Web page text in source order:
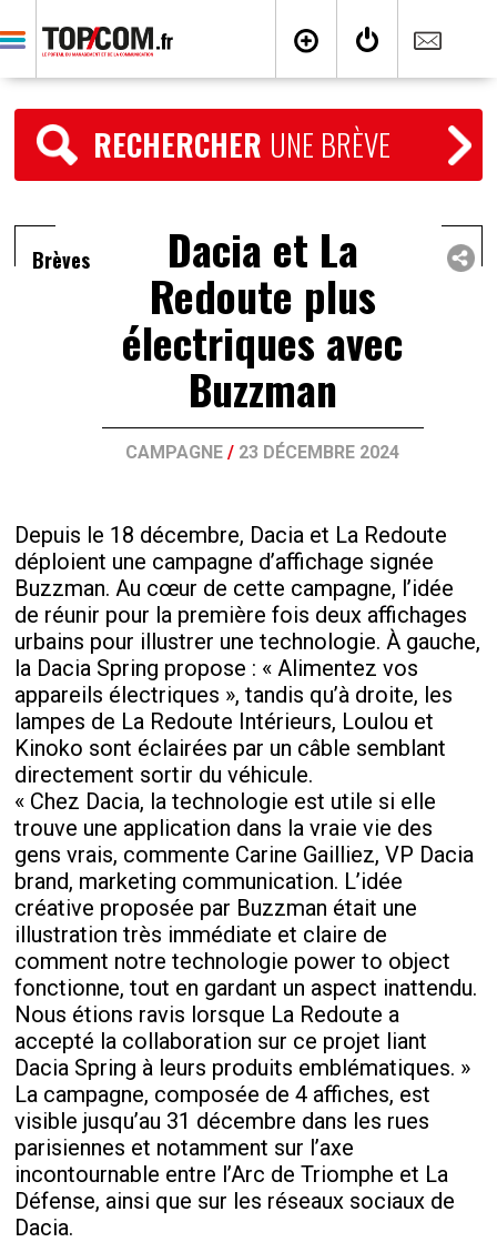
RECHERCHER UNE BRÈVE
Brèves Dacia et La
Redoute plus
électriques avec
Buzzman
CAMPAGNE / 23 DÉCEMBRE 2024
Depuis le 18 décembre, Dacia et La Redoute
déploient une campagne d’affichage signée
Buzzman. Au cœur de cette campagne, l’idée
de réunir pour la première fois deux affichages
urbains pour illustrer une technologie. À gauche,
la Dacia Spring propose : « Alimentez vos
appareils électriques », tandis qu’à droite, les
lampes de La Redoute Intérieurs, Loulou et
Kinoko sont éclairées par un câble semblant
directement sortir du véhicule.
« Chez Dacia, la technologie est utile si elle
trouve une application dans la vraie vie des
gens vrais, commente Carine Gailliez, VP Dacia
brand, marketing communication. L’idée
créative proposée par Buzzman était une
illustration très immédiate et claire de
comment notre technologie power to object
fonctionne, tout en gardant un aspect inattendu.
Nous étions ravis lorsque La Redoute a
accepté la collaboration sur ce projet liant
Dacia Spring à leurs produits emblématiques. »
La campagne, composée de 4 affiches, est
visible jusqu’au 31 décembre dans les rues
parisiennes et notamment sur l’axe
incontournable entre l’Arc de Triomphe et La
Défense, ainsi que sur les réseaux sociaux de
Dacia.